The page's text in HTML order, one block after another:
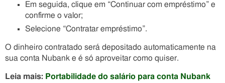
Em seguida, clique em “Continuar com empréstimo” e
confirme o valor;
Selecione “Contratar empréstimo”.
O dinheiro contratado será depositado automaticamente na
sua conta Nubank e é só aproveitar como quiser.
Leia mais: Portabilidade do salário para conta Nubank